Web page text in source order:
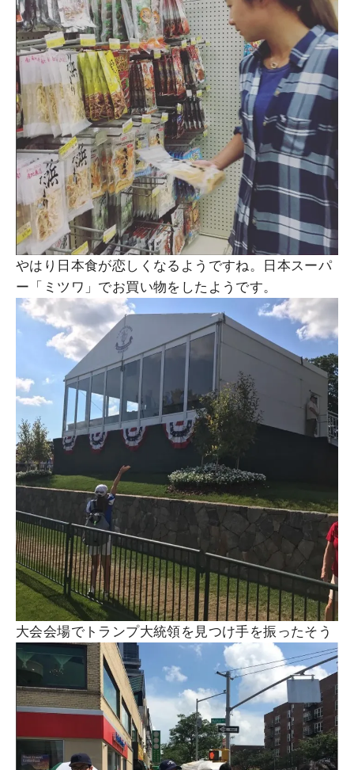
やはり日本食が恋しくなるようですね。日本スーパ
ー「ミツワ」でお買い物をしたようです。
大会会場でトランプ大統領を見つけ手を振ったそう